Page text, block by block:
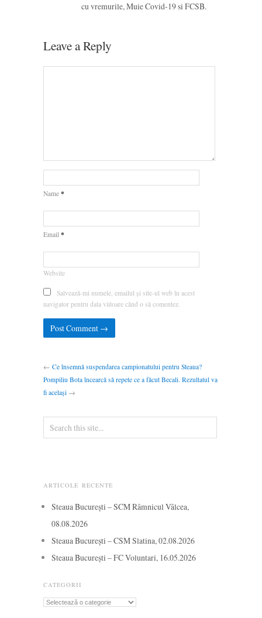
cu vremurile, Muie Covid-19 si FCSB.
Leave a Reply
Name *
Email *
Website
Salvează-mi numele, emailul și site-ul web în acest
navigator pentru data viitoare când o să comentez.
← Ce însemnă suspendarea campionatului pentru Steaua?
Pompiliu Bota încearcă să repete ce a făcut Becali. Rezultatul va
fi același →
ARTICOLE RECENTE
Steaua București – SCM Râmnicul Vâlcea,
08.08.2026
Steaua București – CSM Slatina, 02.08.2026
Steaua București – FC Voluntari, 16.05.2026
CATEGORII
Categorii